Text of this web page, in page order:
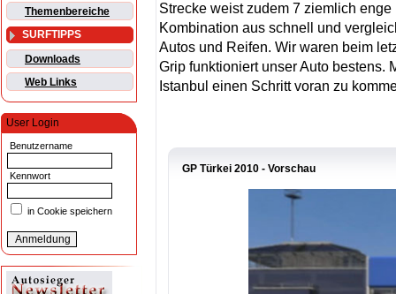
Themenbereiche
SURFTIPPS
Downloads
Web Links
User Login
Benutzername
Kennwort
in Cookie speichern
Strecke weist zudem 7 ziemlich
Kombination aus schnell und
Autos und Reifen. Wir waren beim
Grip funktioniert unser Auto bestens.
Istanbul einen Schritt voran zu
GP Türkei 2010 - Vorschau